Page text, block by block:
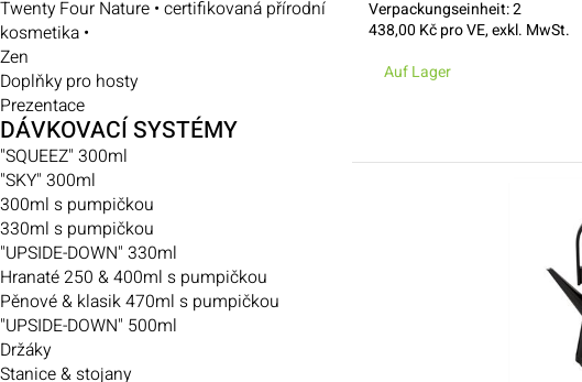
Twenty Four Nature • certifikovaná přírodní
kosmetika •
Zen
Doplňky pro hosty
Prezentace
DÁVKOVACÍ SYSTÉMY
"SQUEEZ" 300ml
"SKY" 300ml
300ml s pumpičkou
330ml s pumpičkou
"UPSIDE-DOWN" 330ml
Hranaté 250 & 400ml s pumpičkou
Pěnové & klasik 470ml s pumpičkou
"UPSIDE-DOWN" 500ml
Držáky
Stanice & stojany
Verpackungseinheit:2
438,00 Kč pro VE, exkl. MwSt.
Auf Lager